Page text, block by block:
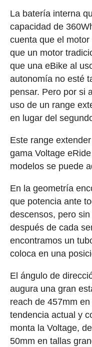
La batería interna
capacidad de
cuenta que el
que un motor
que una eBike al
autonomía no esté
pensar. Pero por si
uso de un range
en lugar del
Este range
gama Voltage
modelos se puede
En la geometría
que potencia ante
descensos, pero
después de cada
encontramos un
coloca en una
El ángulo de
augura una gran
reach de 457mm
tendencia actual y
monta la Voltage,
50mm en tallas